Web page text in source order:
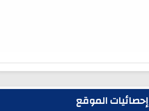
إحصائيات الموقع